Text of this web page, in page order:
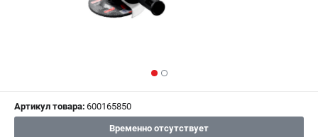
СРАВНЕНИЕ ( 0 )
ВХОД ИЛИ РЕГИСТРАЦИЯ
Артикул товара: 600165850
Временно отсутствует